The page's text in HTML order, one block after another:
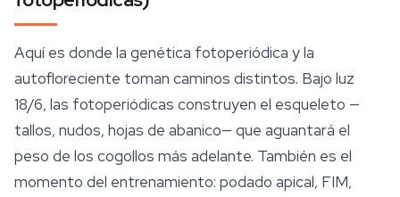
Aquí es donde la genética fotoperiódica y la
autofloreciente toman caminos distintos. Bajo luz
18/6, las fotoperiódicas construyen el esqueleto —
tallos, nudos, hojas de abanico— que aguantará el
peso de los cogollos más adelante. También es el
momento del entrenamiento: podado apical, FIM,